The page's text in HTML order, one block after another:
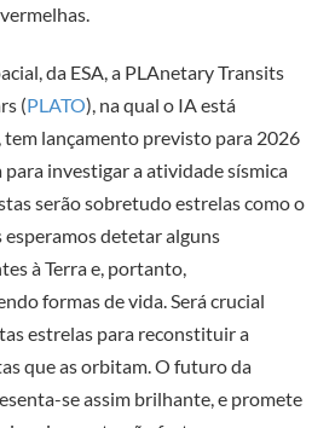
da ESA, a PLAnetary Transits
(PLATO), na qual o IA está
, tem lançamento previsto para 2026
para investigar a atividade sísmica
serão sobretudo estrelas como o
esperamos detetar alguns
à Terra e, portanto,
formas de vida. Será crucial
estrelas para reconstituir a
que as orbitam. O futuro da
se assim brilhante, e promete